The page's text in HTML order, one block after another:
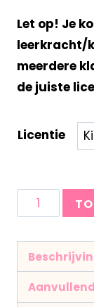
Let op! Je
leerkracht/
meerdere
de juiste
Licentie